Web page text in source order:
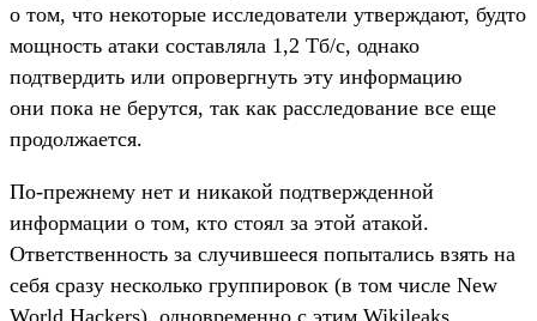
о том, что некоторые исследователи утверждают, будто
мощность атаки составляла 1,2 Тб/с, однако
подтвердить или опровергнуть эту информацию
они пока не берутся, так как расследование все еще
продолжается.
По-прежнему нет и никакой подтвержденной
информации о том, кто стоял за этой атакой.
Ответственность за случившееся попытались взять на
себя сразу несколько группировок (в том числе New
World Hackers), одновременно с этим Wikileaks